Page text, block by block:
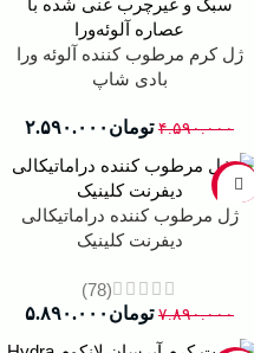
ژل کرم مرطوب کننده آلوئه ورا
بادی شاپ
۴.۵۹۰.۰۰۰ تومان ۲.۵۹۰.۰۰۰
ژل مرطوب کننده دراماتیکالی
دیفرنت کلینیک
(78)
۷.۸۹۰.۰۰۰ تومان ۵.۸۹۰.۰۰۰